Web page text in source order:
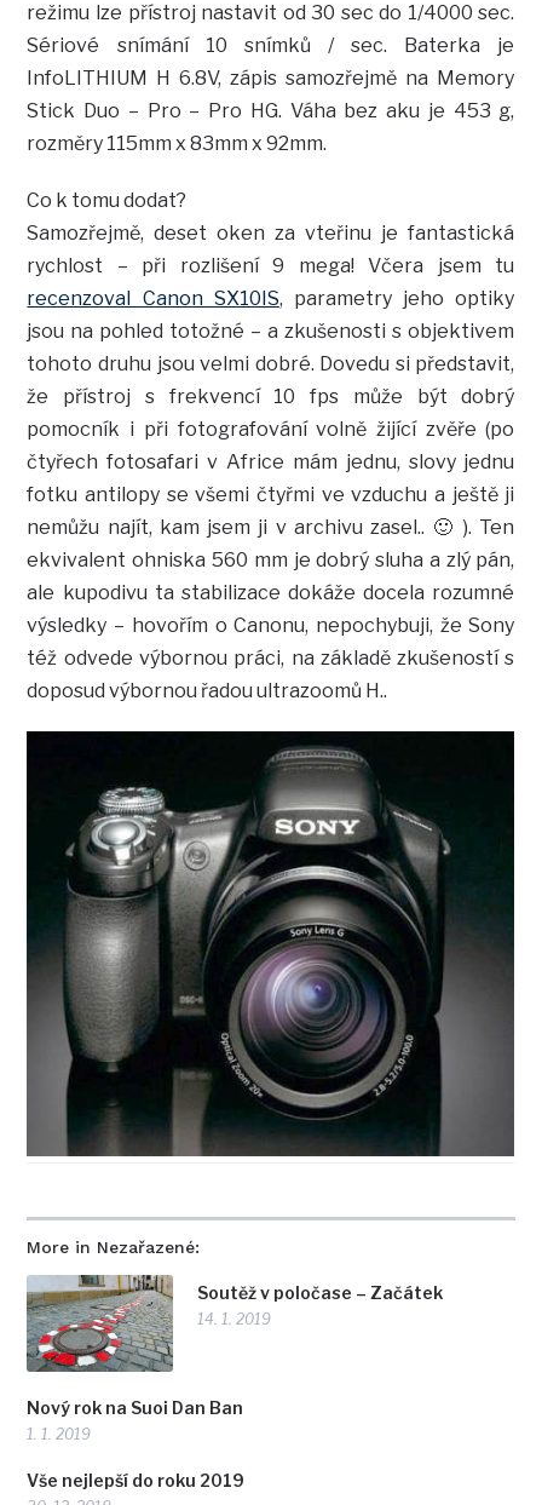
More in Nezařazené:
Soutěž v poločase – Začátek
14. 1. 2019
Nový rok na Suoi Dan Ban
1. 1. 2019
Vše nejlepší do roku 2019
režimu lze přístroj nastavit od 30 sec do 1/4000 sec.
Sériové snímání 10 snímků / sec. Baterka je
InfoLITHIUM H 6.8V, zápis samozřejmě na Memory
Stick Duo – Pro – Pro HG. Váha bez aku je 453 g,
rozměry 115mm x 83mm x 92mm.
Co k tomu dodat?
Samozřejmě, deset oken za vteřinu je fantastická
rychlost – při rozlišení 9 mega! Včera jsem tu
recenzoval Canon SX10IS, parametry jeho optiky
jsou na pohled totožné – a zkušenosti s objektivem
tohoto druhu jsou velmi dobré. Dovedu si představit,
že přístroj s frekvencí 10 fps může být dobrý
pomocník i při fotografování volně žijící zvěře (po
čtyřech fotosafari v Africe mám jednu, slovy jednu
fotku antilopy se všemi čtyřmi ve vzduchu a ještě ji
nemůžu najít, kam jsem ji v archivu zasel.. 🙂 ). Ten
ekvivalent ohniska 560 mm je dobrý sluha a zlý pán,
ale kupodivu ta stabilizace dokáže docela rozumné
výsledky – hovořím o Canonu, nepochybuji, že Sony
též odvede výbornou práci, na základě zkušeností s
doposud výbornou řadou ultrazoomů H..